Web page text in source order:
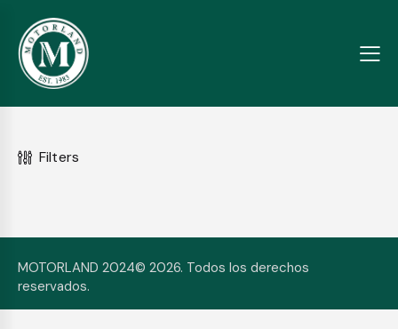
Filters
MOTORLAND 2024© 2026. Todos los derechos
reservados.